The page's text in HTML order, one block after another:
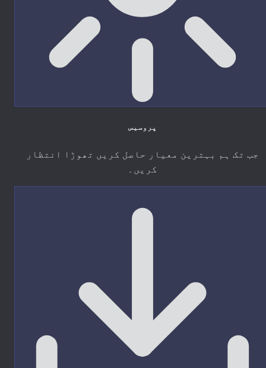
پروسیس
جب تک ہم بہترین معیار حاصل کریں تھوڑا انتظار
کریں۔